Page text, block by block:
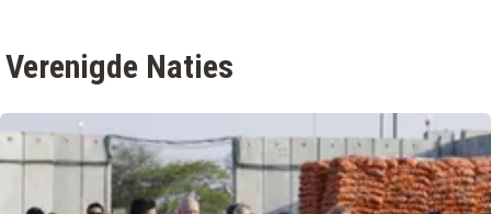
Verenigde Naties